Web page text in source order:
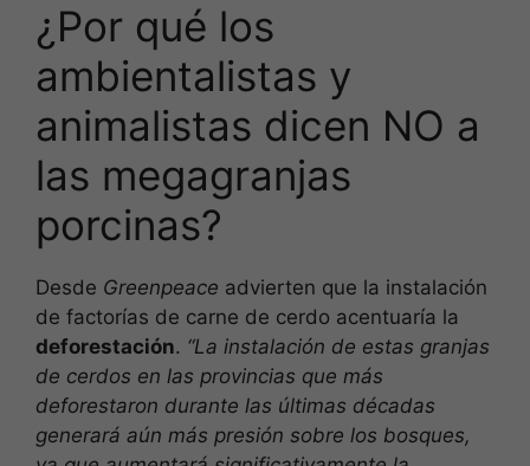
¿Por qué los
ambientalistas y
animalistas dicen NO a
las megagranjas
porcinas?
Desde Greenpeace advierten que la instalación
de factorías de carne de cerdo acentuaría la
deforestación. “La instalación de estas granjas
de cerdos en las provincias que más
deforestaron durante las últimas décadas
generará aún más presión sobre los bosques,